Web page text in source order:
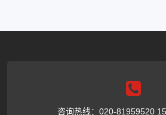
咨询热线：020-81959520